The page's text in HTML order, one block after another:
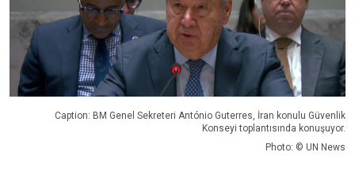
Caption: BM Genel Sekreteri António Guterres, İran konulu Güvenlik
Konseyi toplantısında konuşuyor.
Photo: © UN News